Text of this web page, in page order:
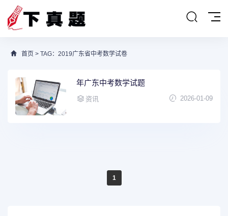
首页 > TAG：2019广东省中考数学试卷
年广东中考数学试题
资讯 2026-01-09
1